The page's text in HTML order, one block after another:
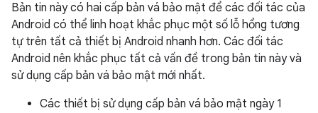
Bản tin này có hai cấp bản vá bảo mật để các đối tác của
Android có thể linh hoạt khắc phục một số lỗ hổng tương
tự trên tất cả thiết bị Android nhanh hơn. Các đối tác
Android nên khắc phục tất cả vấn đề trong bản tin này và
sử dụng cấp bản vá bảo mật mới nhất.
Các thiết bị sử dụng cấp bản vá bảo mật ngày 1